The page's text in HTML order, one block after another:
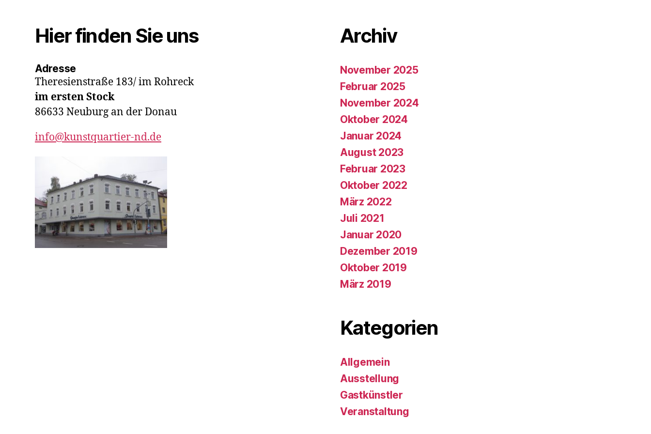
Hier finden Sie uns
Adresse
Theresienstraße 183/ im Rohreck
im ersten Stock
86633 Neuburg an der Donau
info@kunstquartier-nd.de
Archiv
November 2025
Februar 2025
November 2024
Oktober 2024
Januar 2024
August 2023
Februar 2023
Oktober 2022
März 2022
Juli 2021
Januar 2020
Dezember 2019
Oktober 2019
März 2019
Kategorien
Allgemein
Ausstellung
Gastkünstler
Veranstaltung